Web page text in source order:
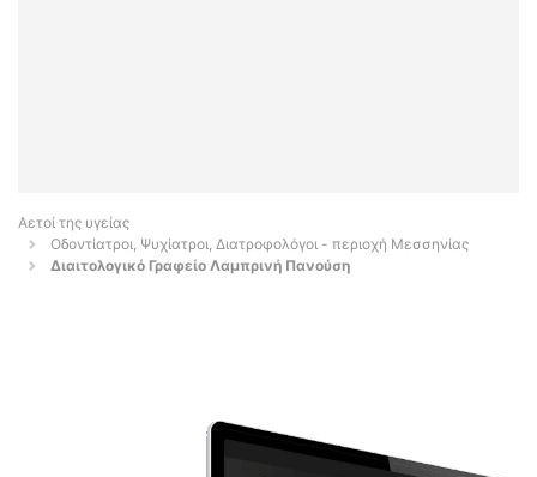
Αετοί της υγείας
Οδοντίατροι, Ψυχίατροι, Διατροφολόγοι - περιοχή Μεσσηνίας
Διαιτολογικό Γραφείο Λαμπρινή Πανούση